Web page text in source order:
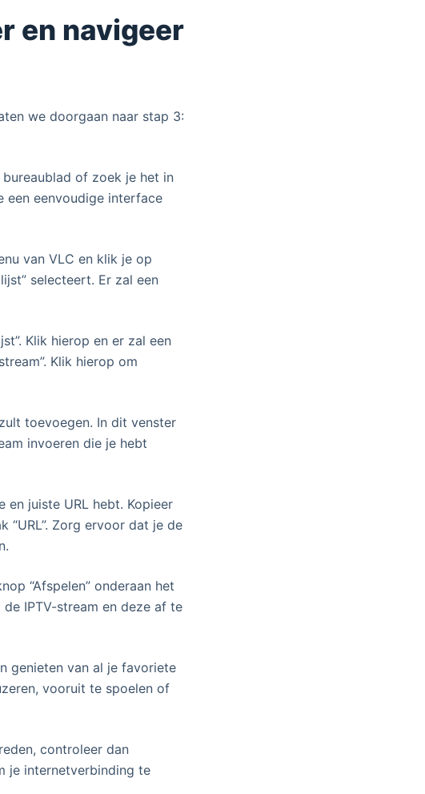
en navigeer
we doorgaan naar stap 3:
of zoek je het in
een eenvoudige interface
van VLC en klik je op
selecteert. Er zal een
Klik hierop en er zal een
Klik hierop om
toevoegen. In dit venster
invoeren die je hebt
juiste URL hebt. Kopieer
“URL”. Zorg ervoor dat je de
“Afspelen” onderaan het
IPTV-stream en deze af te
genieten van al je favoriete
vooruit te spoelen of
controleer dan
je internetverbinding te